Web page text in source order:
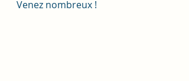
Venez nombreux !